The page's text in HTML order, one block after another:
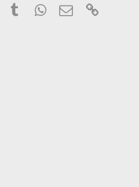
PinterestTumblrWhatsAppЭлектронная